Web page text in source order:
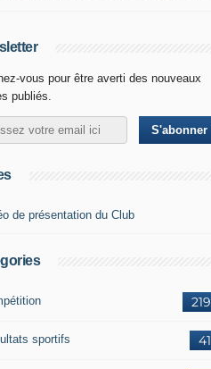
vous pour être averti des nouveaux
publiés.
de présentation du Club
219
41
sportifs